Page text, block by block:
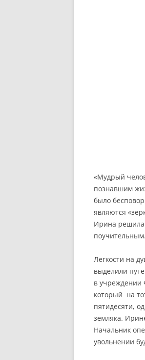
«Мудрый
познавшим
было
являются
Ирина
Легкости на
выделили
в учреждении
который на
пятидесяти,
земляка.
Начальник
увольнении